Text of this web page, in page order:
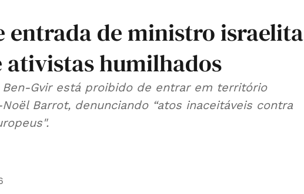
entrada de ministro israelita
ativistas humilhados
Ben-Gvir está proibido de entrar em território
Barrot, denunciando “atos inaceitáveis contra